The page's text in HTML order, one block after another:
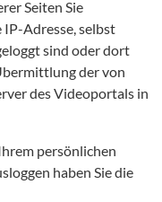
Seiten Sie
Adresse, selbst
sind oder dort
der von
des Videoportals in
persönlichen
haben Sie die